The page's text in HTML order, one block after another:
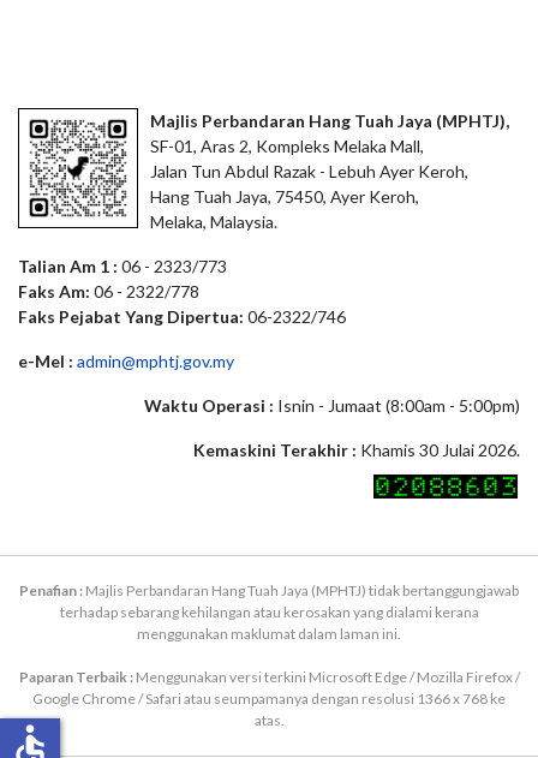
Majlis Perbandaran Hang Tuah Jaya (MPHTJ),
SF-01, Aras 2, Kompleks Melaka Mall,
Jalan Tun Abdul Razak - Lebuh Ayer Keroh,
Hang Tuah Jaya, 75450, Ayer Keroh,
Melaka, Malaysia.
Talian Am 1 : 06 - 2323/773
Faks Am: 06 - 2322/778
Faks Pejabat Yang Dipertua: 06-2322/746
e-Mel : admin@mphtj.gov.my
Waktu Operasi : Isnin - Jumaat (8:00am - 5:00pm)
Kemaskini Terakhir : Khamis 30 Julai 2026.
Penafian : Majlis Perbandaran Hang Tuah Jaya (MPHTJ) tidak bertanggungjawab
terhadap sebarang kehilangan atau kerosakan yang dialami kerana
menggunakan maklumat dalam laman ini.
Paparan Terbaik :Menggunakan versi terkini Microsoft Edge / Mozilla Firefox /
Google Chrome / Safari atau seumpamanya dengan resolusi 1366 x 768 ke
atas.
accessible